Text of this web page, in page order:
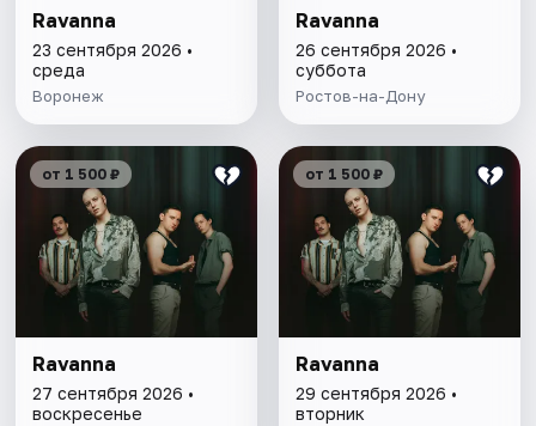
Ravanna
23 сентября 2026 •
среда
Воронеж
Ravanna
26 сентября 2026 •
суббота
Ростов-на-Дону
от 1 500 ₽
Ravanna
27 сентября 2026 •
воскресенье
от 1 500 ₽
Ravanna
29 сентября 2026 •
вторник